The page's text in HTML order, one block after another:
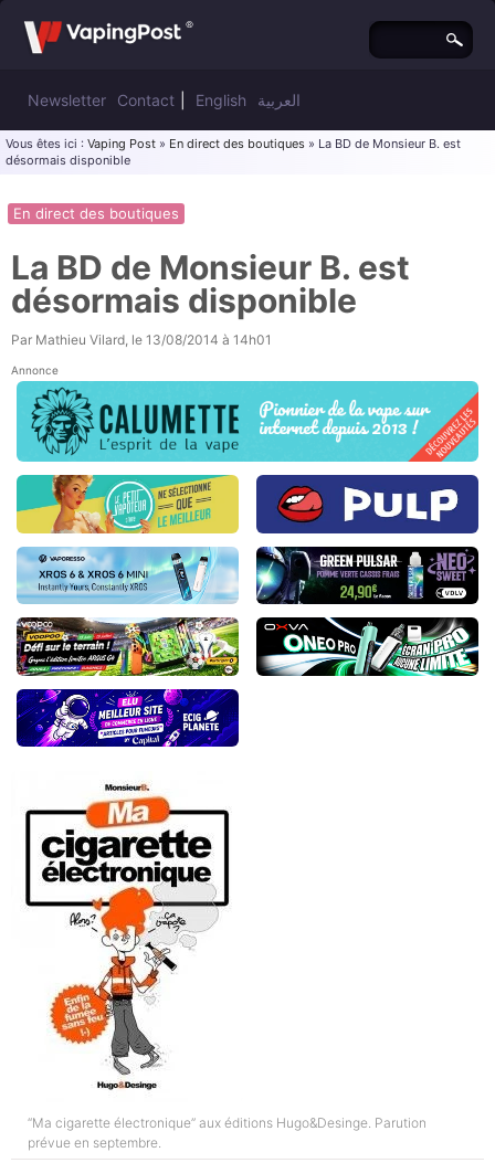
Newsletter Contact English العربية
Vous êtes ici : Vaping Post » En direct des boutiques » La BD de Monsieur B. est
désormais disponible
En direct des boutiques
La BD de Monsieur B. est
désormais disponible
Par Mathieu Vilard, le 13/08/2014 à 14h01
Annonce
“Ma cigarette électronique” aux éditions Hugo&Desinge. Parution
prévue en septembre.